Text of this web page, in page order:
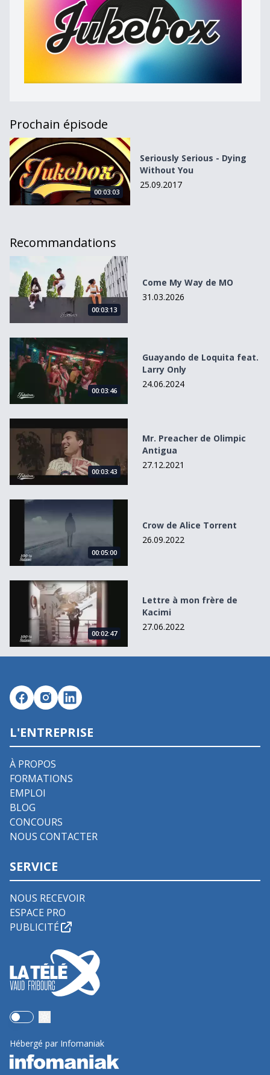
Prochain épisode
Seriously Serious - Dying Without You
00:03:03
Seriously Serious - Dying
Without You
25.09.2017
Recommandations
00:03:13
Come My Way de MO
31.03.2026
Guayando de Loquita feat. Larry Only
00:03:46
Guayando de Loquita feat.
Larry Only
24.06.2024
Mr. Preacher de Olimpic Antigua
00:03:43
Mr. Preacher de Olimpic
Antigua
27.12.2021
Crow de Alice Torrent
00:05:00
Crow de Alice Torrent
26.09.2022
Lettre à mon frère de Kacimi
00:02:47
Lettre à mon frère de
Kacimi
27.06.2022
L'ENTREPRISE
À PROPOS
FORMATIONS
EMPLOI
BLOG
CONCOURS
NOUS CONTACTER
SERVICE
NOUS RECEVOIR
ESPACE PRO
PUBLICITÉ
Use setting
Hébergé par Infomaniak